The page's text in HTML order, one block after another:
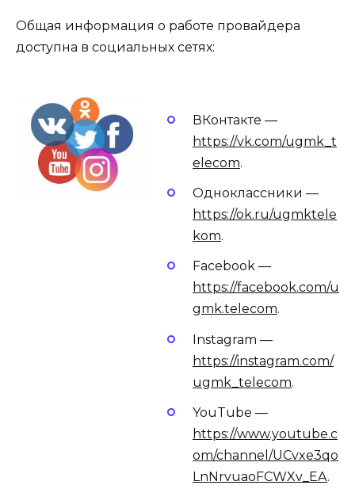
Общая информация о работе провайдера
доступна в социальных сетях:
ВКонтакте —
https://vk.com/ugmk_t
elecom.
Одноклассники —
https://ok.ru/ugmktele
kom.
Facebook —
https://facebook.com/u
gmk.telecom.
Instagram —
https://instagram.com/
ugmk_telecom.
YouTube —
https://www.youtube.c
om/channel/UCvxe3qo
LnNrvuaoFCWXv_EA.